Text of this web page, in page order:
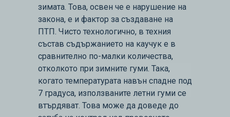
зимата. Това, освен че е нарушение на
закона, е и фактор за създаване на
ПТП. Чисто технологично, в техния
състав съдържанието на каучук е в
сравнително по-малки количества,
отколкото при зимните гуми. Така,
когато температурата навън спадне под
7 градуса, използваните летни гуми се
втърдяват. Това може да доведе до